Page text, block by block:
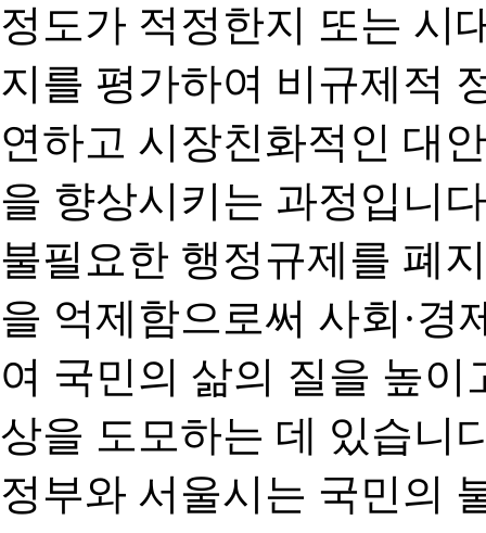
정도가 적정한지 또는 시
지를 평가하여 비규제적
연하고 시장친화적인 대
을 향상시키는 과정입니
불필요한 행정규제를 폐
을 억제함으로써 사회·경
여 국민의 삶의 질을 높
상을 도모하는 데 있습니
정부와 서울시는 국민의